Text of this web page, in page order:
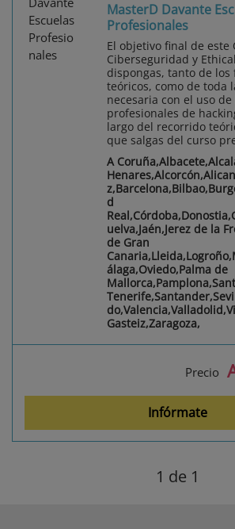
MasterD Davante
Profesionales
El objetivo final de este
Ciberseguridad y
dispongas, tanto de
teóricos, como de toda
necesaria con el uso
profesionales de
largo del recorrido
que salgas del curso
A
d
uelva,Jaén,Jerez de la
de Gran
álaga,Oviedo,Palma de
Gasteiz,Zaragoza,
Precio
Infórmate
1 de 1